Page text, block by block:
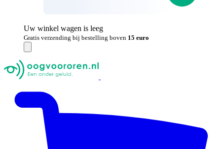
Uw winkel wagen is leeg
Gratis verzending bij bestelling boven 15 euro